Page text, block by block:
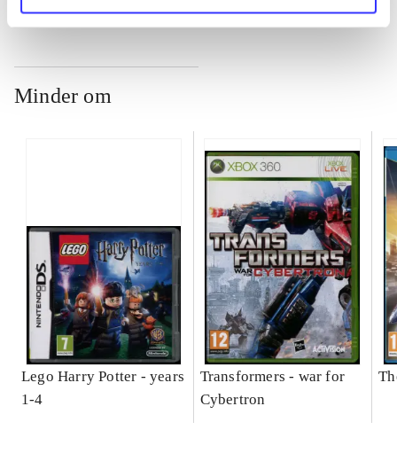
Minder om
Lego Harry Potter - years
1-4
Transformers - war for
Cybertron